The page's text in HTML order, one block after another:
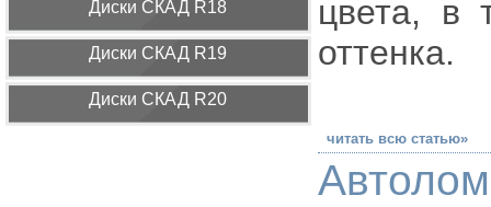
Диcки СКАД R18
Диcки СКАД R19
Диcки СКАД R20
цвета, в
оттенка.
читать всю статью»